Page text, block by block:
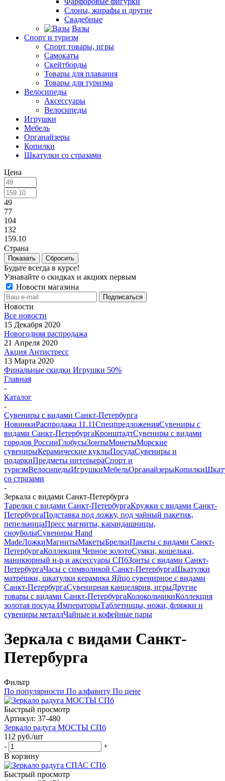
Слоны, жирафы и другие
Свадебные
Вазы
Спорт и туризм
Спорт товары, игры
Самокаты
Скейтборды
Товары для плавания
Товары для туризма
Велосипеды
Аксессуары
Велосипеды
Игрушки
Мебель
Органайзеры
Копилки
Шкатулки со стразами
Цена
49
77
104
132
159.10
Страна
Сбросить
Будьте всегда в курсе!
Узнавайте о скидках и акциях первым
Новости магазина
Новости
Все новости
15 Декабря 2020
Новогодняя распродажа
21 Апреля 2020
Акция Антистресс
13 Марта 2020
Финальные скидки Игрушки 50%
Главная
-
Каталог
-
Сувениры с видами Санкт-Петербурга
НовинкиРаспродажа 11.11СпецпредложенияСувениры с
видами Санкт-ПетербургаКронштадтСувениры с видами
городов РоссииГлобусыЗонтыМонетыМорские
сувенирыКерамические куклыПосудаСувениры и
подаркиПредметы интерьераСпорт и
туризмВелосипедыИгрушкиМебельОрганайзерыКопилки
со стразами
-
Зеркала с видами Санкт-Петербурга
Тарелки с видами Санкт-ПетербургаКружки с видами Санкт-
ПетербургаПодставка под ложку, под чайный пакетик,
пепельницаПресс магниты, карандашницы,
сноуболыСувениры Hand
MadeЛожкиМагнитыМакетыБрелкиПакеты с видами Санкт-
ПетербургаКоллекция Черное золотоСумки, кошельки,
маникюрный н-р и аксессуары СПбЗонты с видами Санкт-
ПетербургаЧасы с символикой Санкт-ПетербургаШкатулки
матрёшки, шкатулки керамика Яйцо сувенирное с видами
Санкт-ПетербургаСувенирная канцелярия, игрыДругие
товары с видами Санкт-ПетербургаКолокольчикиКоллекция
золотая посуда ИмператорыТаблетницы, ножи, фляжки и
сувениры металлЧайные и кофейные пары
Зеркала с видами Санкт-
Петербурга
Фильтр
По популярности По алфавиту По цене
Быстрый просмотр
Артикул: 37-480
Зеркало радуга МОСТЫ СПб
112 руб./шт
-
+
В корзину
Быстрый просмотр